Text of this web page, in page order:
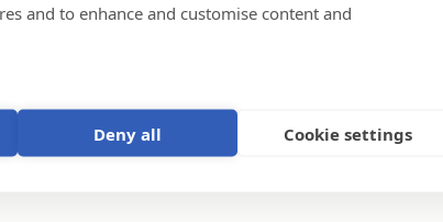
and to enhance and customise content and
Deny all Cookie settings